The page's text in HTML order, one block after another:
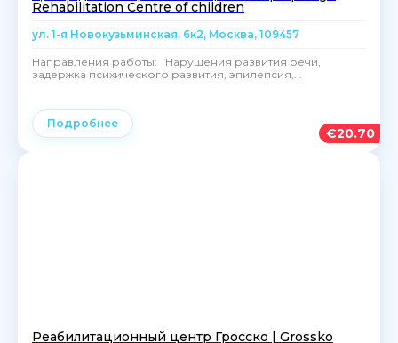
€20.70
Rehabilitation Centre of children
ул. 1-я Новокузьминская, 6к2, Москва, 109457
Направления работы: Нарушения развития речи,
задержка психического развития, эпилепсия,...
Подробнее
Реабилитационный центр Гросско | Grossko